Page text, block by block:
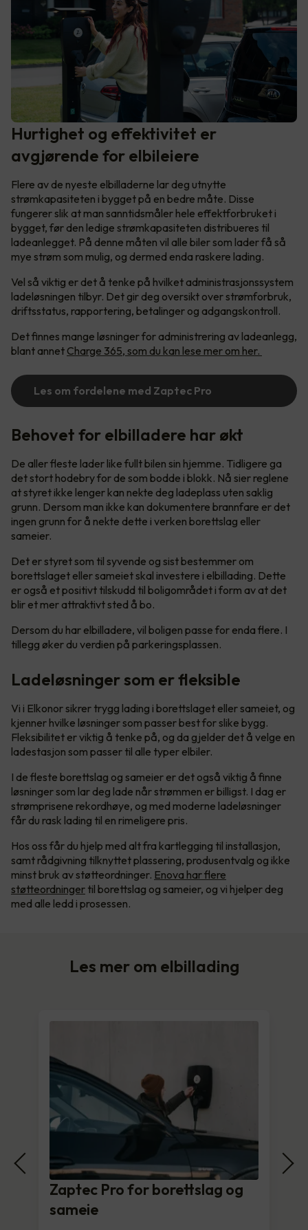
Hurtighet og effektivitet er
avgjørende for elbileiere
Flere av de nyeste elbilladerne lar deg utnytte
strømkapasiteten i bygget på en bedre måte. Disse
fungerer slik at man sanntidsmåler hele effektforbruket i
bygget, før den ledige strømkapasiteten distribueres til
ladeanlegget. På denne måten vil alle biler som lader få så
mye strøm som mulig, og dermed enda raskere lading.
Vel så viktig er det å tenke på hvilket administrasjonssystem
ladeløsningen tilbyr. Det gir deg oversikt over strømforbruk,
driftsstatus, rapportering, betalinger og adgangskontroll.
Det finnes mange løsninger for administrering av ladeanlegg,
blant annet Charge 365, som du kan lese mer om her.
Les om fordelene med Zaptec Pro
Behovet for elbilladere har økt
De aller fleste lader like fullt bilen sin hjemme. Tidligere ga
det stort hodebry for de som bodde i blokk. Nå sier reglene
at styret ikke lenger kan nekte deg ladeplass uten saklig
grunn. Dersom man ikke kan dokumentere brannfare er det
ingen grunn for å nekte dette i verken borettslag eller
sameier.
Det er styret som til syvende og sist bestemmer om
borettslaget eller sameiet skal investere i elbillading. Dette
er også et positivt tilskudd til boligområdet i form av at det
blir et mer attraktivt sted å bo.
Dersom du har elbilladere, vil boligen passe for enda flere. I
tillegg øker du verdien på parkeringsplassen.
Ladeløsninger som er fleksible
Vi i Elkonor sikrer trygg lading i borettslaget eller sameiet, og
kjenner hvilke løsninger som passer best for slike bygg.
Fleksibilitet er viktig å tenke på, og da gjelder det å velge en
ladestasjon som passer til alle typer elbiler.
I de fleste borettslag og sameier er det også viktig å finne
løsninger som lar deg lade når strømmen er billigst. I dag er
strømprisene rekordhøye, og med moderne ladeløsninger
får du rask lading til en rimeligere pris.
Hos oss får du hjelp med alt fra kartlegging til installasjon,
samt rådgivning tilknyttet plassering, produsentvalg og ikke
minst bruk av støtteordninger. Enova har flere
støtteordninger til borettslag og sameier, og vi hjelper deg
med alle ledd i prosessen.
Les mer om elbillading
Zaptec Pro for borettslag og
sameie